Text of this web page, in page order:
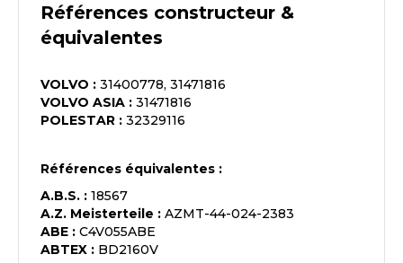
Références constructeur &
équivalentes
VOLVO : 31400778, 31471816
VOLVO ASIA : 31471816
POLESTAR : 32329116
Références équivalentes :
A.B.S. : 18567
A.Z. Meisterteile : AZMT-44-024-2383
ABE : C4V055ABE
ABTEX : BD2160V